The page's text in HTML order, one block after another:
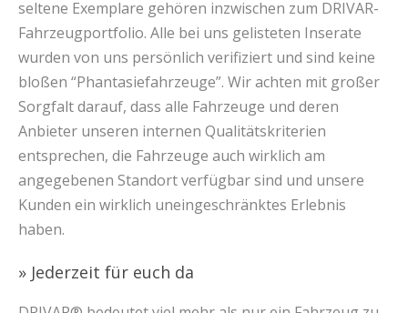
seltene Exemplare gehören inzwischen zum DRIVAR-
Fahrzeugportfolio. Alle bei uns gelisteten Inserate
wurden von uns persönlich verifiziert und sind keine
bloßen “Phantasiefahrzeuge”. Wir achten mit großer
Sorgfalt darauf, dass alle Fahrzeuge und deren
Anbieter unseren internen Qualitätskriterien
entsprechen, die Fahrzeuge auch wirklich am
angegebenen Standort verfügbar sind und unsere
Kunden ein wirklich uneingeschränktes Erlebnis
haben.
» Jederzeit für euch da